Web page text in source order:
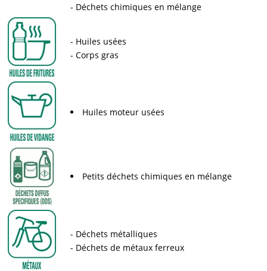
Déchets chimiques en mélange
Huiles usées
Corps gras
Huiles moteur usées
Petits déchets chimiques en mélange
Déchets métalliques
Déchets de métaux ferreux